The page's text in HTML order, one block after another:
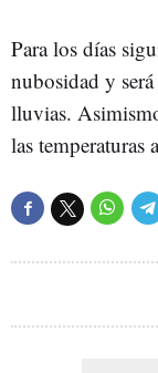
Para los días
nubosidad y
lluvias.
las temperaturas